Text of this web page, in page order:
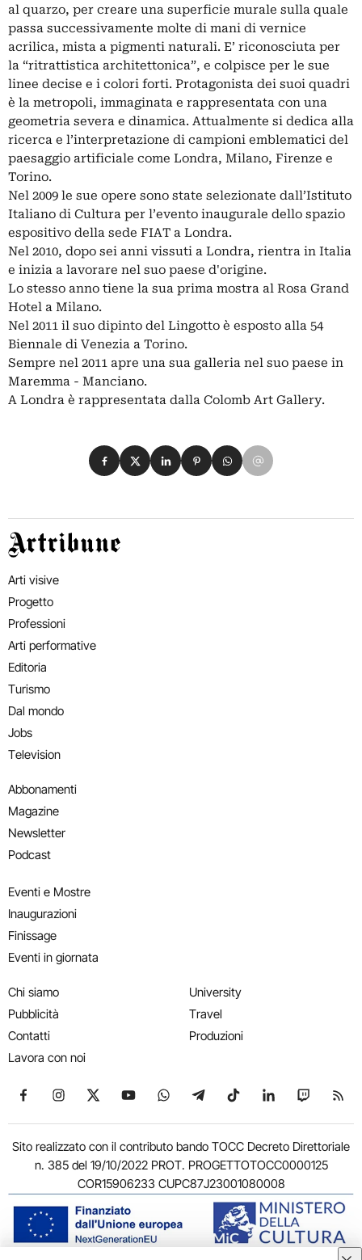
al quarzo, per creare una superficie murale sulla quale
passa successivamente molte di mani di vernice
acrilica, mista a pigmenti naturali. E’ riconosciuta per
la “ritrattistica architettonica”, e colpisce per le sue
linee decise e i colori forti. Protagonista dei suoi quadri
è la metropoli, immaginata e rappresentata con una
geometria severa e dinamica. Attualmente si dedica alla
ricerca e l’interpretazione di campioni emblematici del
paesaggio artificiale come Londra, Milano, Firenze e
Torino.
Nel 2009 le sue opere sono state selezionate dall’Istituto
Italiano di Cultura per l’evento inaugurale dello spazio
espositivo della sede FIAT a Londra.
Nel 2010, dopo sei anni vissuti a Londra, rientra in Italia
e inizia a lavorare nel suo paese d'origine.
Lo stesso anno tiene la sua prima mostra al Rosa Grand
Hotel a Milano.
Nel 2011 il suo dipinto del Lingotto è esposto alla 54
Biennale di Venezia a Torino.
Sempre nel 2011 apre una sua galleria nel suo paese in
Maremma - Manciano.
A Londra è rappresentata dalla Colomb Art Gallery.
Condividi su Facebook
Condividi su X
Condividi su LinkedIn
Condividi su Pinterest
Condividi su WhatsApp
Condividi su Email
Artribune
Arti visive
Progetto
Professioni
Arti performative
Editoria
Turismo
Dal mondo
Jobs
Television
Abbonamenti
Magazine
Newsletter
Podcast
Eventi e Mostre
Inaugurazioni
Finissage
Eventi in giornata
Chi siamo
Pubblicità
Contatti
Lavora con noi
University
Travel
Produzioni
Seguici su Facebook
Seguici su Instagram
Seguici su X
Seguici su YouTube
Seguici su WhatsApp
Seguici su Telegram
Seguici su TikTok
Seguici su
Seguici
Sito realizzato con il contributo bando TOCC Decreto Direttoriale
n. 385 del 19/10/2022 PROT. PROGETTOTOCC0000125
COR15906233 CUPC87J23001080008